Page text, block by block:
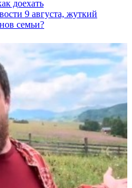
доехать
9 августа, жуткий
семьи?